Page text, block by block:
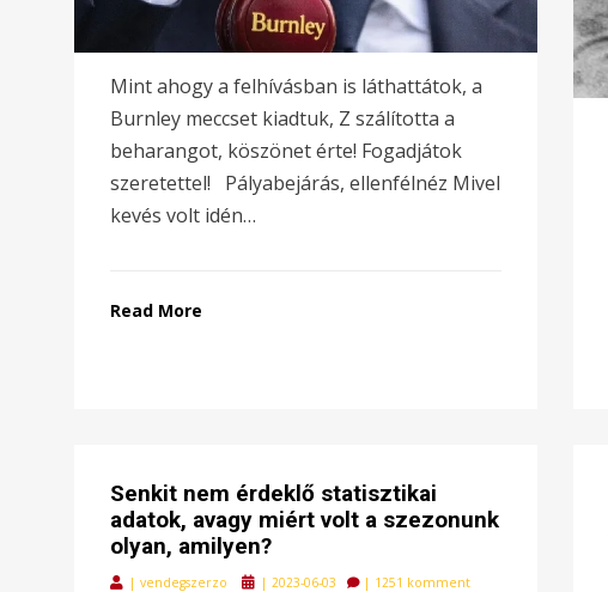
Mint ahogy a felhívásban is láthattátok, a
Burnley meccset kiadtuk, Z szálította a
beharangot, köszönet érte! Fogadjátok
szeretettel! Pályabejárás, ellenfélnéz Mivel
kevés volt idén…
Read More
Senkit nem érdeklő statisztikai
adatok, avagy miért volt a szezonunk
olyan, amilyen?
| vendegszerzo
Posted
| 2023-06-03 | 1251 komment